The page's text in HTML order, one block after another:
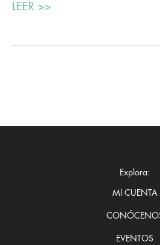
LEER >>
Explora:
MI CUENTA
EVENTOS